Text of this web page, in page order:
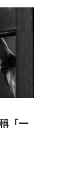
「一